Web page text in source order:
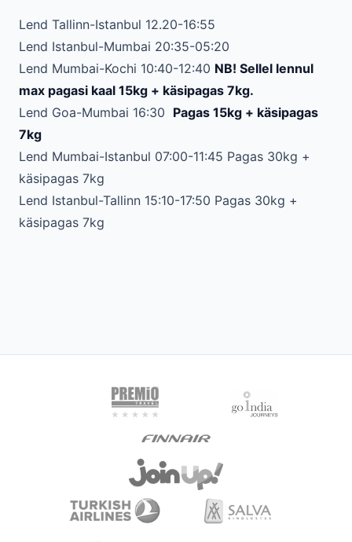
Lend Tallinn-Istanbul 12.20-16:55
Lend Istanbul-Mumbai 20:35-05:20
Lend Mumbai-Kochi 10:40-12:40 NB! Sellel lennul
max pagasi kaal 15kg + käsipagas 7kg.
Lend Goa-Mumbai 16:30 Pagas 15kg + käsipagas
7kg
Lend Mumbai-Istanbul 07:00-11:45 Pagas 30kg +
käsipagas 7kg
Lend Istanbul-Tallinn 15:10-17:50 Pagas 30kg +
käsipagas 7kg